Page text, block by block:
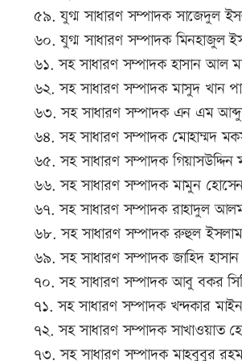
৫৯. যুগ্ম সাধারণ সম্পাদক সাজেদুল
৬০. যুগ্ম সাধারণ সম্পাদক মিনহাজুল
৬১. সহ সাধারণ সম্পাদক হাসান আল
৬২. সহ সাধারণ সম্পাদক মাসুদ খান
৬৩. সহ সাধারণ সম্পাদক এন এম
৬৪. সহ সাধারণ সম্পাদক মোহাম্মদ
৬৫. সহ সাধারণ সম্পাদক গিয়াসউদ্দিন
৬৬. সহ সাধারণ সম্পাদক মামুন
৬৭. সহ সাধারণ সম্পাদক রাহাদুল
৬৮. সহ সাধারণ সম্পাদক রুহুল
৬৯. সহ সাধারণ সম্পাদক জাহিদ হাসান
৭০. সহ সাধারণ সম্পাদক আবু বকর
৭১. সহ সাধারণ সম্পাদক খন্দকার
৭২. সহ সাধারণ সম্পাদক সাখাওয়াত
৭৩. সহ সাধারণ সম্পাদক মাহবুবুর